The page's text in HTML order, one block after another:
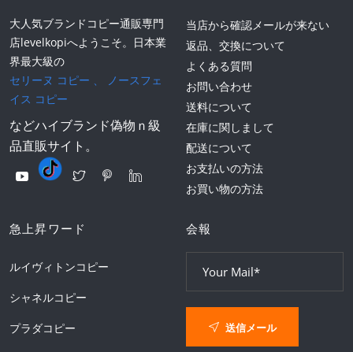
大人気ブランドコピー通販専門
店levelkopiへようこそ。日本業
界最大級の
セリーヌ コピー 、
ノースフェ
イス コピー
などハイブランド偽物ｎ級
品直販サイト。
当店から確認メールが来ない
返品、交換について
よくある質問
お問い合わせ
送料について
在庫に関しまして
配送について
お支払いの方法
お買い物の方法
急上昇ワード
ルイヴィトンコピー
シャネルコピー
プラダコピー
会報
送信メール